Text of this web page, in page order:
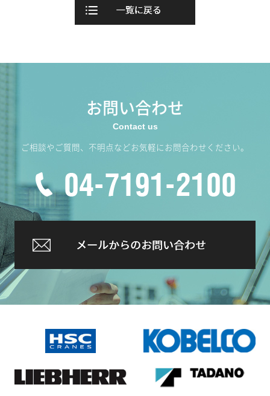
お問い合わせ
ご相談やご質問、不明点などお気軽にお問合わせください。